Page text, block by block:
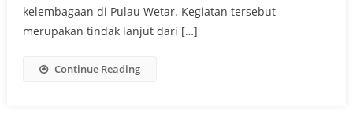
kelembagaan di Pulau Wetar. Kegiatan tersebut
merupakan tindak lanjut dari […]
Continue Reading